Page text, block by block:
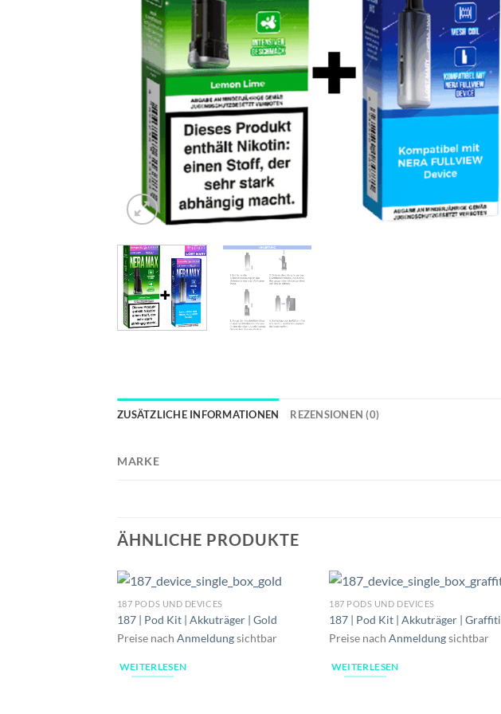
ZUSÄTZLICHE INFORMATIONEN REZENSIONEN (0)
MARKE
ÄHNLICHE PRODUKTE
187 PODS UND DEVICES
187 | Pod Kit | Akkuträger | Gold
Preise nach Anmeldungsichtbar
WEITERLESEN
187 PODS UND DEVICES
187 | Pod Kit | Akkuträger | Graffiti
Preise nachAnmeldungsichtbar
WEITERLESEN